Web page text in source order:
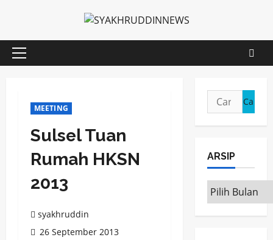
content
Primary
MEETING
Sulsel Tuan
Rumah HKSN
2013
syakhruddin
26 September 2013
Cari
untuk:
ARSIP
ARSIP